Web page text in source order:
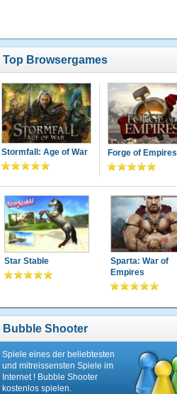
Top Browsergames
Stormfall: Age of War Forge of Empires
Star Stable
Sparta: War of
Empires
Bubble Shooter
Spiele eines der beliebtesten
und mitreissensten Spiele im
Internet ! Bubble Shooter
kostenlos spielen.